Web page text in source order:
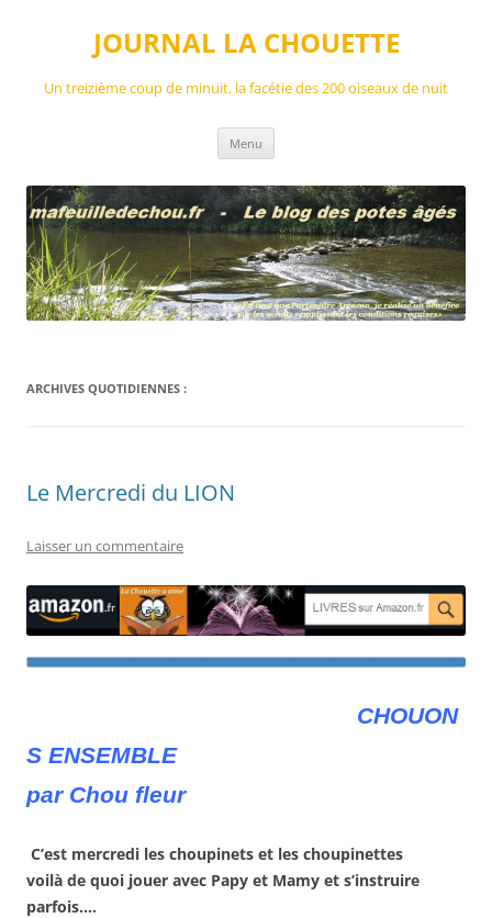
JOURNAL LA CHOUETTE
Un treizième coup de minuit, la facétie des 200 oiseaux de nuit
Menu
ARCHIVES QUOTIDIENNES :
Le Mercredi du LION
Laisser un commentaire
CHOUON
S ENSEMBLE
par Chou fleur
C’est mercredi les choupinets et les choupinettes
voilà de quoi jouer avec Papy et Mamy et s’instruire
parfois….